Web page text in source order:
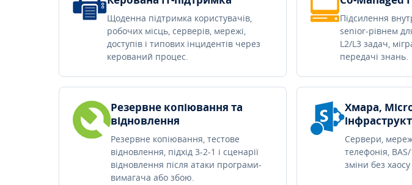
Щоденна підтримка користувачів,
робочих місць, серверів, мережі,
доступів і типових інцидентів через
керований процес.
Підсилення
senior-рівнем
L2/L3 задач,
передачі знань.
Резервне копіювання та
відновлення
Резервне копіювання, тестове
відновлення, підхід 3-2-1 і сценарії
відновлення після атаки програми-
вимагача або збою.
Хмара,
Сервери,
телефонія,
зміни без